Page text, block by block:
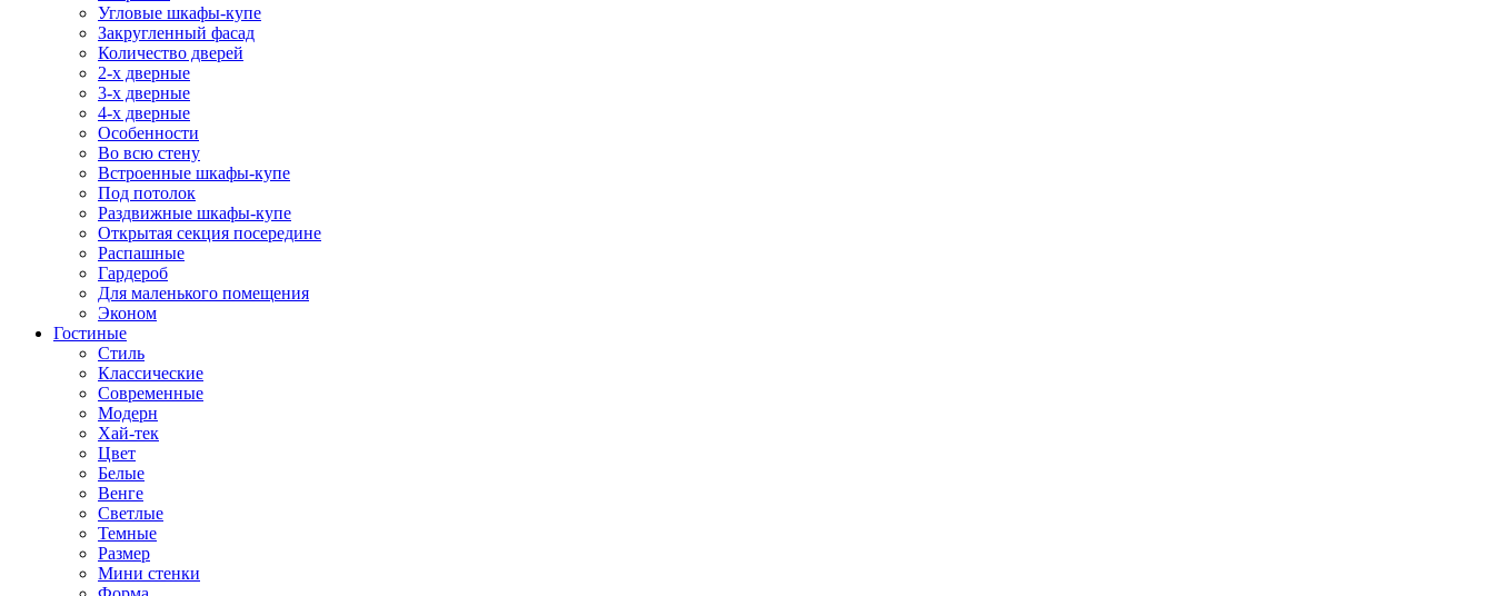
Угловые шкафы-купе
Закругленный фасад
Количество дверей
2-х дверные
3-х дверные
4-х дверные
Особенности
Во всю стену
Встроенные шкафы-купе
Под потолок
Раздвижные шкафы-купе
Открытая секция посередине
Распашные
Гардероб
Для маленького помещения
Эконом
Гостиные
Стиль
Классические
Современные
Модерн
Хай-тек
Цвет
Белые
Венге
Светлые
Темные
Размер
Мини стенки